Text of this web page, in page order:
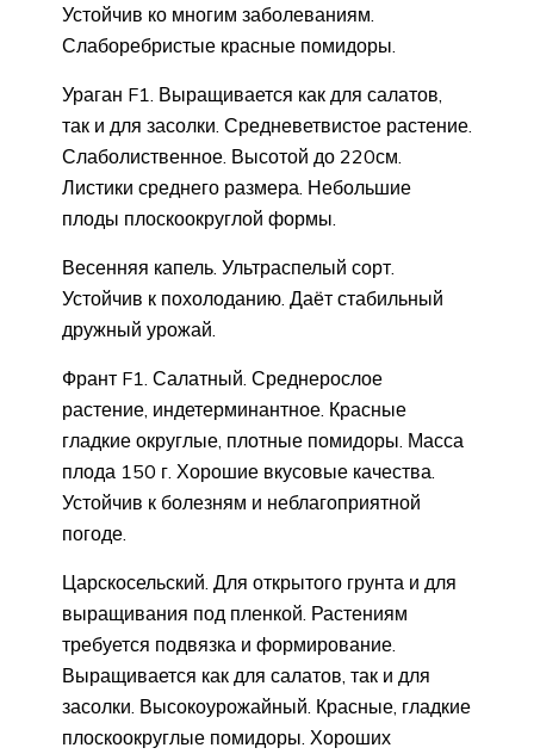
Устойчив ко многим заболеваниям.
Слаборебристые красные помидоры.
Ураган F1. Выращивается как для салатов,
так и для засолки. Средневетвистое растение.
Слаболиственное. Высотой до 220см.
Листики среднего размера. Небольшие
плоды плоскоокруглой формы.
Весенняя капель. Ультраспелый сорт.
Устойчив к похолоданию. Даёт стабильный
дружный урожай.
Франт F1. Салатный. Среднерослое
растение, индетерминантное. Красные
гладкие округлые, плотные помидоры. Масса
плода 150 г. Хорошие вкусовые качества.
Устойчив к болезням и неблагоприятной
погоде.
Царскосельский. Для открытого грунта и для
выращивания под пленкой. Растениям
требуется подвязка и формирование.
Выращивается как для салатов, так и для
засолки. Высокоурожайный. Красные, гладкие
плоскоокруглые помидоры. Хороших